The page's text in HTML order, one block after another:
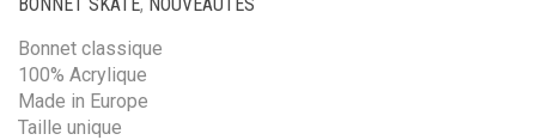
Bonnet classique
100% Acrylique
Made in Europe
Taille unique